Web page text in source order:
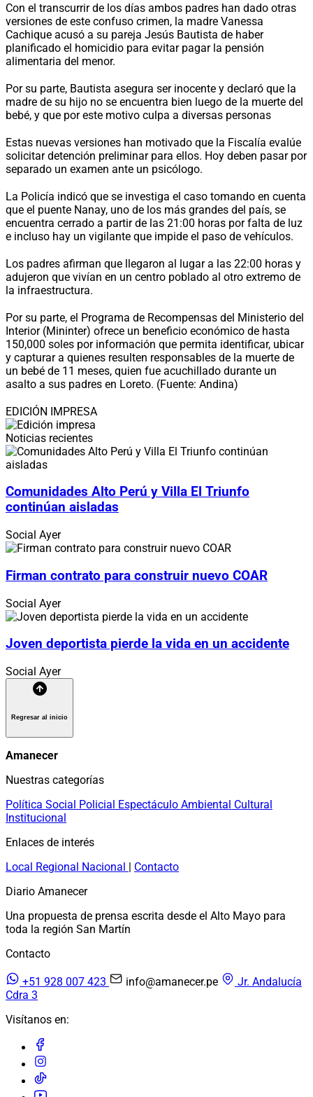
Con el transcurrir de los días ambos padres han dado otras
versiones de este confuso crimen, la madre Vanessa
Cachique acusó a su pareja Jesús Bautista de haber
planificado el homicidio para evitar pagar la pensión
alimentaria del menor.
Por su parte, Bautista asegura ser inocente y declaró que la
madre de su hijo no se encuentra bien luego de la muerte del
bebé, y que por este motivo culpa a diversas personas
Estas nuevas versiones han motivado que la Fiscalía evalúe
solicitar detención preliminar para ellos. Hoy deben pasar por
separado un examen ante un psicólogo.
La Policía indicó que se investiga el caso tomando en cuenta
que el puente Nanay, uno de los más grandes del país, se
encuentra cerrado a partir de las 21:00 horas por falta de luz
e incluso hay un vigilante que impide el paso de vehículos.
Los padres afirman que llegaron al lugar a las 22:00 horas y
adujeron que vivían en un centro poblado al otro extremo de
la infraestructura.
Por su parte, el Programa de Recompensas del Ministerio del
Interior (Mininter) ofrece un beneficio económico de hasta
150,000 soles por información que permita identificar, ubicar
y capturar a quienes resulten responsables de la muerte de
un bebé de 11 meses, quien fue acuchillado durante un
asalto a sus padres en Loreto. (Fuente: Andina)
EDICIÓN IMPRESA
Noticias recientes
Comunidades Alto Perú y Villa El Triunfo
continúan aisladas
Social Ayer
Firman contrato para construir nuevo COAR
Social Ayer
Joven deportista pierde la vida en un accidente
Social Ayer
Regresar al inicio
Amanecer
Nuestras categorías
Política Social Policial Espectáculo Ambiental Cultural
Institucional
Enlaces de interés
Local Regional Nacional | Contacto
Diario Amanecer
Una propuesta de prensa escrita desde el Alto Mayo para
toda la región San Martín
Contacto
+51 928 007 423 info@amanecer.pe
Jr. Andalucía
Cdra 3
Visítanos en: